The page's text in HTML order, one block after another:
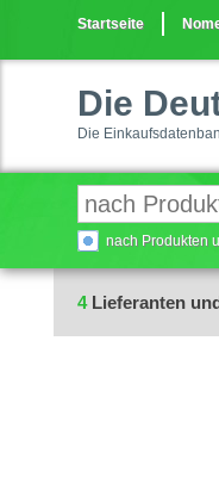
Startseite
Die
Die
nach Produkten
4Lieferanten